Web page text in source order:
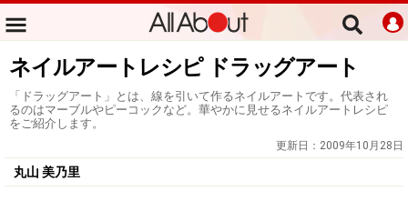
ネイルアートレシピ ドラッグアート
「ドラッグアート」とは、線を引いて作るネイルアートです。代表され
るのはマーブルやピーコックなど。華やかに見せるネイルアートレシピ
をご紹介します。
更新日： 2009年10月28日
丸山 美乃里